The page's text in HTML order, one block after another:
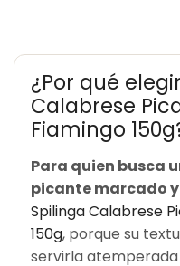
¿Por qué
Calabrese
Fiamingo
Para quien busca
picante marcado
Spilinga Calabrese
150g, porque su
servirla